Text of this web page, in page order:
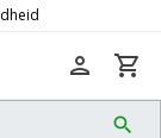
search
person shopping_cart